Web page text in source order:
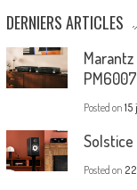
DERNIERS ARTICLES
Posted on
Posted on